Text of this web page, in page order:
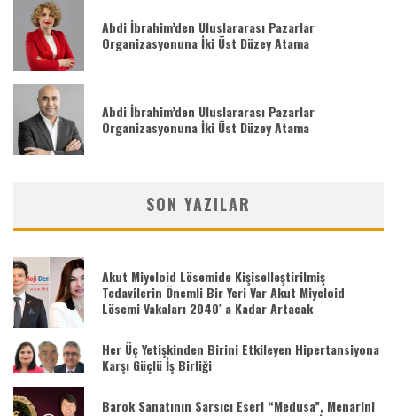
Abdi İbrahim’den Uluslararası Pazarlar
Organizasyonuna İki Üst Düzey Atama
Abdi İbrahim’den Uluslararası Pazarlar
Organizasyonuna İki Üst Düzey Atama
SON YAZILAR
Akut Miyeloid Lösemide Kişiselleştirilmiş
Tedavilerin Önemli Bir Yeri Var Akut Miyeloid
Lösemi Vakaları 2040′ a Kadar Artacak
Her Üç Yetişkinden Birini Etkileyen Hipertansiyona
Karşı Güçlü İş Birliği
Barok Sanatının Sarsıcı Eseri “Medusa”, Menarini